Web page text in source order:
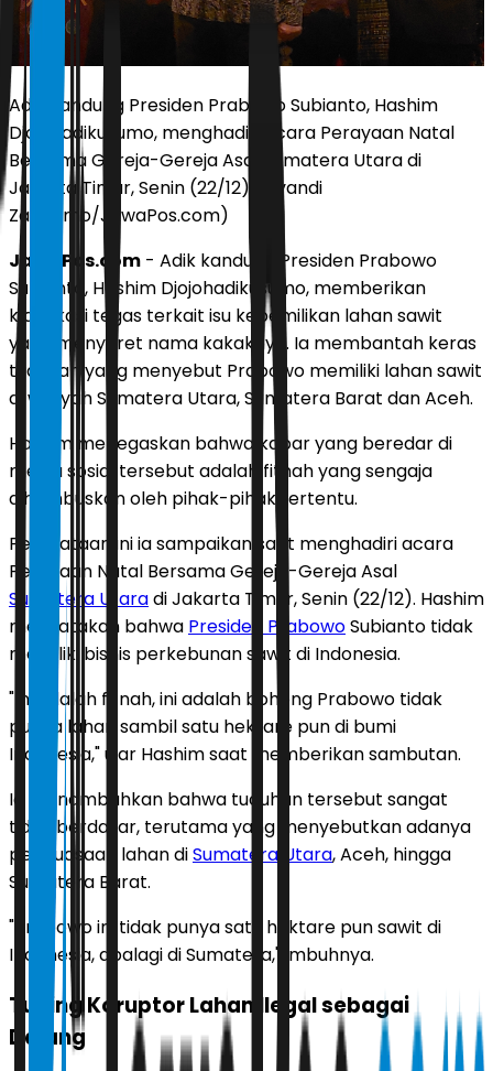
Adik kandung Presiden Prabowo Subianto, Hashim
Djojohadikusumo, menghadiri acara Perayaan Natal
Bersama Gereja-Gereja Asal Sumatera Utara di
Jakarta Timur, Senin (22/12). (Ryandi
Zahdomo/JawaPos.com)
JawaPos.com - Adik kandung Presiden Prabowo
Subianto, Hashim Djojohadikusumo, memberikan
klarifikasi tegas terkait isu kepemilikan lahan sawit
yang menyeret nama kakaknya. Ia membantah keras
tuduhan yang menyebut Prabowo memiliki lahan sawit
di wilayah Sumatera Utara, Sumatera Barat dan Aceh.
Hashim menegaskan bahwa kabar yang beredar di
media sosial tersebut adalah fitnah yang sengaja
dihembuskan oleh pihak-pihak tertentu.
Pernyataan ini ia sampaikan saat menghadiri acara
Perayaan Natal Bersama Gereja-Gereja Asal
Sumatera Utaradi Jakarta Timur, Senin (22/12). Hashim
menyatakan bahwa Presiden PrabowoSubianto tidak
memiliki bisnis perkebunan sawit di Indonesia.
"Ini adalah fitnah, ini adalah bohong Prabowo tidak
punya lahan sambil satu hektare pun di bumi
Indonesia," ujar Hashim saat memberikan sambutan.
Ia menambahkan bahwa tuduhan tersebut sangat
tidak berdasar, terutama yang menyebutkan adanya
penguasaan lahan diSumatera Utara, Aceh, hingga
Sumatera Barat.
"Prabowo ini tidak punya satu hektare pun sawit di
Indonesia, apalagi di Sumatera," imbuhnya.
Tuding Koruptor Lahan Ilegal sebagai
Dalang